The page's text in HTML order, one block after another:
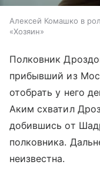
Алексей Комашко в
«Хозяин»
Полковник
прибывший из
отобрать у него
Аким схватил
добившись от
полковника.
неизвестна.